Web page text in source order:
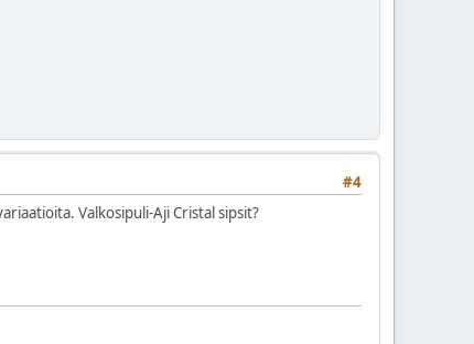
#4
Valkosipuli-Aji Cristal sipsit?